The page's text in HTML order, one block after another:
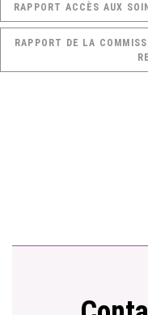
RAPPORT ACCÈS AUX
RAPPORT DE LA